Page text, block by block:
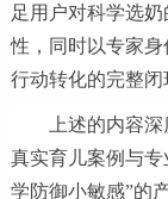
足用户对科学选
性，同时以专家
行动转化的完整闭
上述的内容
真实育儿案例与
学防御小敏感”的